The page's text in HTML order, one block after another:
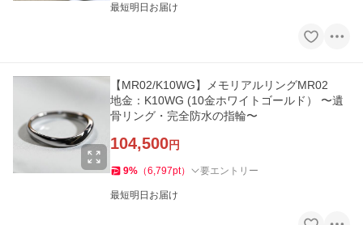
最短明日お届け
【MR02/K10WG】メモリアルリングMR02
地金：K10WG (10金ホワイトゴールド） 〜遺
骨リング・完全防水の指輪〜
104,500円
9% （6,797pt） 要エントリー
最短明日お届け